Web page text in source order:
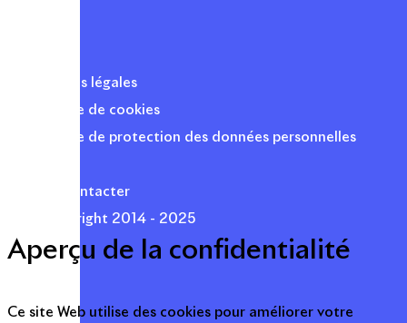
Mentions légales
Politique de cookies
Politique de protection des données personnelles
Nous contacter
© Copyright 2014 - 2025
Aperçu de la confidentialité
Ce site Web utilise des cookies pour améliorer votre